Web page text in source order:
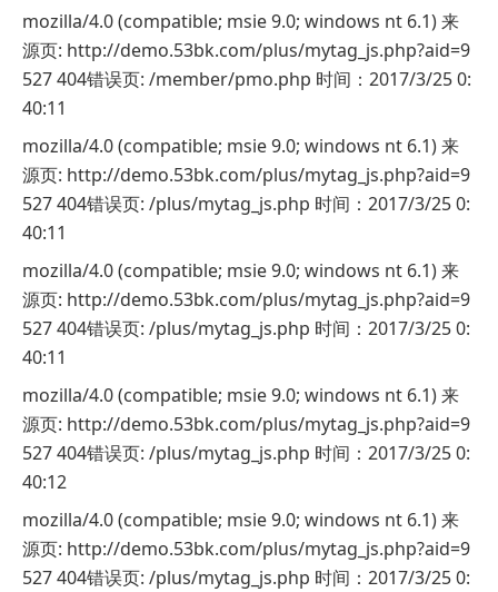
mozilla/4.0 (compatible; msie 9.0; windows nt 6.1) 来
源页: http://demo.53bk.com/plus/mytag_js.php?aid=9
527 404错误页: /member/pmo.php 时间：2017/3/25 0:
40:11
mozilla/4.0 (compatible; msie 9.0; windows nt 6.1) 来
源页: http://demo.53bk.com/plus/mytag_js.php?aid=9
527 404错误页: /plus/mytag_js.php 时间：2017/3/25 0:
40:11
mozilla/4.0 (compatible; msie 9.0; windows nt 6.1) 来
源页: http://demo.53bk.com/plus/mytag_js.php?aid=9
527 404错误页: /plus/mytag_js.php 时间：2017/3/25 0:
40:11
mozilla/4.0 (compatible; msie 9.0; windows nt 6.1) 来
源页: http://demo.53bk.com/plus/mytag_js.php?aid=9
527 404错误页: /plus/mytag_js.php 时间：2017/3/25 0:
40:12
mozilla/4.0 (compatible; msie 9.0; windows nt 6.1) 来
源页: http://demo.53bk.com/plus/mytag_js.php?aid=9
527 404错误页: /plus/mytag_js.php 时间：2017/3/25 0: